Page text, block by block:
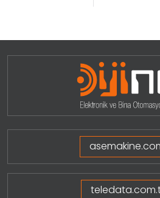
Projeleri Görmek İçin Tıklayınız